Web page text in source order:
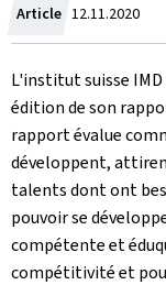
Article Crée
le
12.11.2020
L'institut suisse
édition de son
rapport évalue
développent,
talents dont ont
pouvoir se
compétente et
compétitivité et